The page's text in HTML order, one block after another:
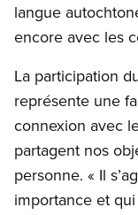
langue
encore avec les
La participation
représente une
connexion avec
partagent nos
personne. « Il
importance et